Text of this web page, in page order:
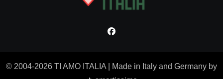
© 2004-2026 TI AMO ITALIA
Made in Italy and Germany by